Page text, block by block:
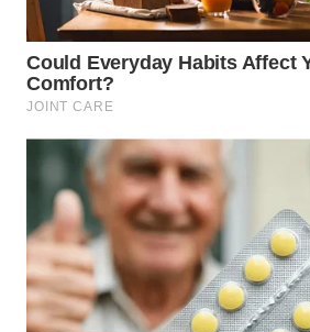
WN
LANGKAT
WN
TAPANULI
SELATAN
WN
TANJUNG
LESUNG
WN
KARO